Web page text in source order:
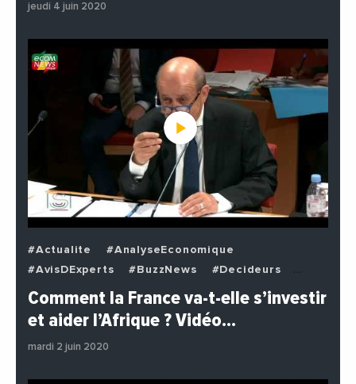
jeudi 4 juin 2020
#Actualite
#AnalyseEconomique
#AvisDExperts
#BuzzNews
#Decideurs
#EchangesMediterraneens
#Economie
#Politique
Comment la France va-t-elle s’investir
et aider l’Afrique ? Vidéo…
mardi 2 juin 2020